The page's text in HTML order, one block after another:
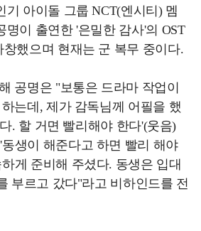
기 아이돌 그룹 NCT(엔시티) 멤
명이 출연한 '은밀한 감사'의 OST
했으며 현재는 군 복무 중이다.
공명은 "보통은 드라마 작업이
는데, 제가 감독님께 어필을 했
. 할 거면 빨리해야 한다'(웃음)
생이 해준다고 하면 빨리 해야
게 준비해 주셨다. 동생은 입대
부르고 갔다"라고 비하인드를 전